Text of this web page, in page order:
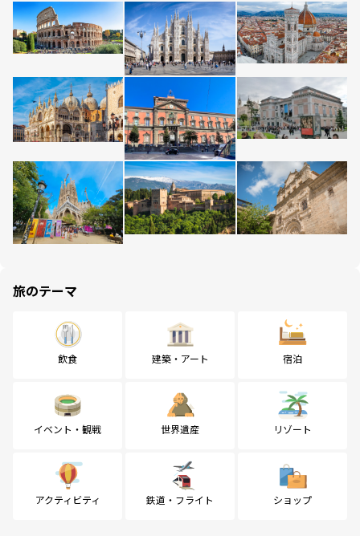
旅のテーマ
飲食 建築・アート 宿泊
イベント・観戦 世界遺産 リゾート
アクティビティ 鉄道・フライト ショップ